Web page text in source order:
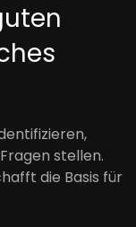
stellen.
die Basis für